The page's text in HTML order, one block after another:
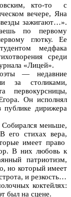
кто-то с
вечере, Яна
зажигают…».
по первому
глотку. Ее
медфака
среди
«Лицей».
— недавние
за столиками,
первокурсницы,
Он исполнял
публике дирижера
Собирался меньше,
его стихах вера,
имеет право
В них любовь к
патриотизм,
но который имеет
и резкость…
коктейлях:
был на сцене.